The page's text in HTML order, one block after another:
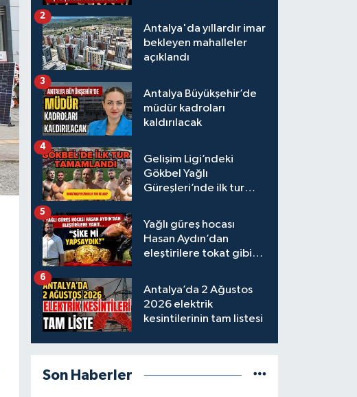
Gürbüz elendi!
Antalya'da yıllardır imar
bekleyen mahalleler
açıklandı
2
Antalya Büyükşehir’de
müdür kadroları
kaldırılacak
3
Gelişim Ligi’ndeki
Gökbel Yağlı
Güreşleri’nde ilk tur
4
Yağlı güreş hocası
Hasan Aydın’dan
eleştirilere tokat gibi
5
Antalya’da 2 Ağustos
2026 elektrik
kesintilerinin tam listesi
6
Son Haberler